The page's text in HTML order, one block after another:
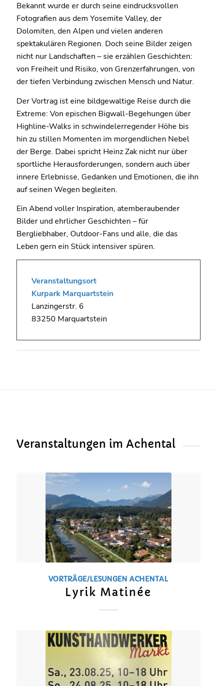
Bekannt wurde er durch seine eindrucksvollen
Fotografien aus dem Yosemite Valley, der
Dolomiten, den Alpen und vielen anderen
spektakulären Regionen. Doch seine Bilder zeigen
nicht nur Landschaften – sie erzählen Geschichten:
von Freiheit und Risiko, von Grenzerfahrungen, von
der tiefen Verbindung zwischen Mensch und Natur.
Der Vortrag ist eine bildgewaltige Reise durch die
Extreme: Von epischen Bigwall-Begehungen über
Highline-Walks in schwindelerregender Höhe bis
hin zu stillen Momenten im morgendlichen Nebel
der Berge. Dabei spricht Heinz Zak nicht nur über
sportliche Herausforderungen, sondern auch über
innere Erlebnisse, Gedanken und Emotionen, die ihn
auf seinen Wegen begleiten.
Ein Abend voller Inspiration, atemberaubender
Bilder und ehrlicher Geschichten – für
Bergliebhaber, Outdoor-Fans und alle, die das
Leben gern ein Stück intensiver spüren.
Veranstaltungsort
Kurpark Marquartstein
Lanzingerstr. 6
83250 Marquartstein
Veranstaltungen im Achental
VORTRÄGE/LESUNGEN ACHENTAL
Lyrik Matinée